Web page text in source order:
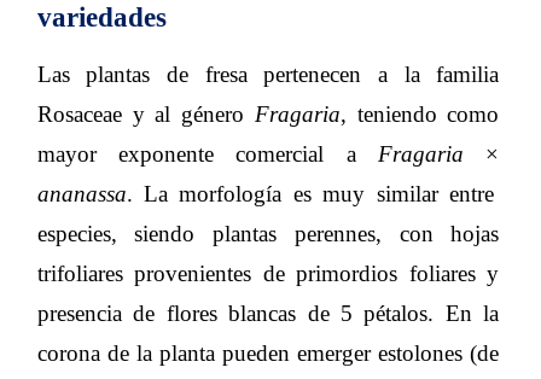
variedades
Las plantas de fresa pertenecen a la familia
Rosaceae y al género Fragaria, teniendo como
mayor exponente comercial a Fragaria ×
ananassa. La morfología es muy similar entre
especies, siendo plantas perennes, con hojas
trifoliares provenientes de primordios foliares y
presencia de flores blancas de 5 pétalos. En la
corona de la planta pueden emerger estolones (de